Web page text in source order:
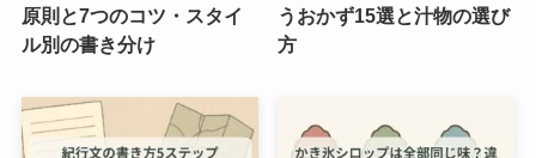
原則と7つのコツ・スタイ
ル別の書き分け
うおかず15選と汁物の選び
方